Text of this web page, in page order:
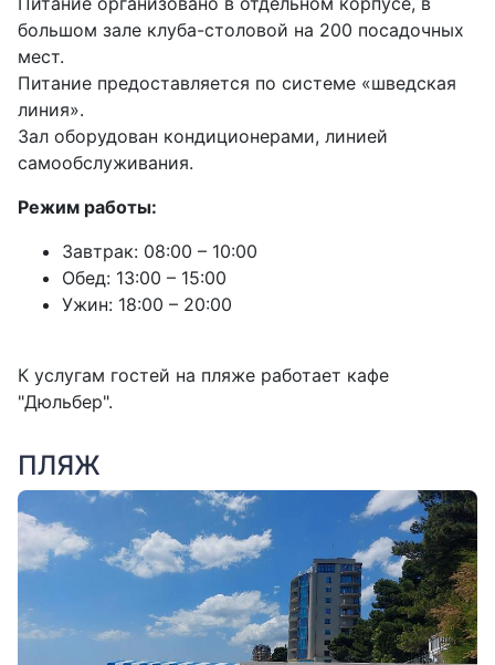
большом зале клуба-столовой на 200 посадочных
мест.
Питание предоставляется по системе «шведская
линия».
Зал оборудован кондиционерами, линией
самообслуживания.
Режим работы:
Завтрак: 08:00 – 10:00
Обед: 13:00 – 15:00
Ужин: 18:00 – 20:00
К услугам гостей на пляже работает кафе
"Дюльбер".
ПЛЯЖ